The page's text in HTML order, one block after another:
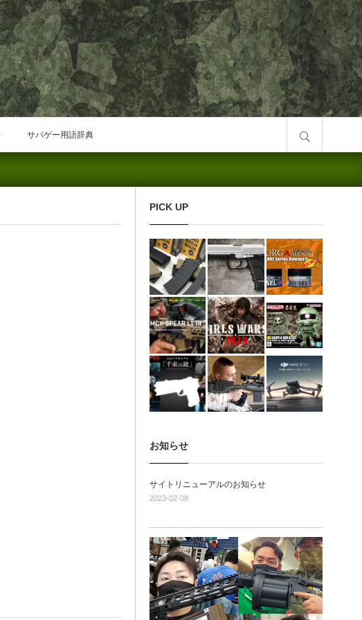
サバゲー用語辞典
PICK UP
お知らせ
サイトリニューアルのお知らせ
2023-02-08